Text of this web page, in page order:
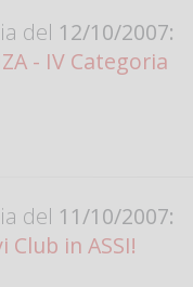
del 12/10/2007:
- IV Categoria
del 11/10/2007:
Club in ASSI!